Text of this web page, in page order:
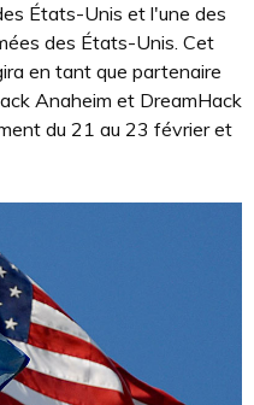
États-Unis et l'une des
des États-Unis. Cet
en tant que partenaire
Anaheim et DreamHack
du 21 au 23 février et